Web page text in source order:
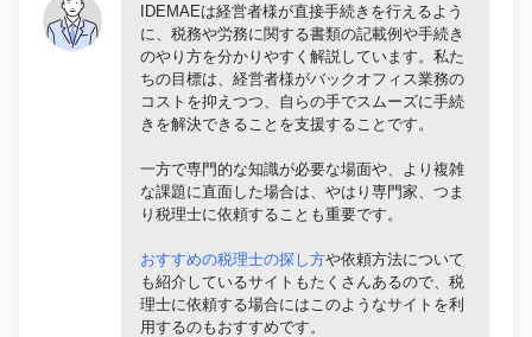
IDEMAEは経営者様が直接手続きを行えるよう
に、税務や労務に関する書類の記載例や手続き
のやり方を分かりやすく解説しています。私た
ちの目標は、経営者様がバックオフィス業務の
コストを抑えつつ、自らの手でスムーズに手続
きを解決できることを支援することです。
一方で専門的な知識が必要な場面や、より複雑
な課題に直面した場合は、やはり専門家、つま
り税理士に依頼することも重要です。
おすすめの税理士の探し方や依頼方法について
も紹介しているサイトもたくさんあるので、税
理士に依頼する場合にはこのようなサイトを利
用するのもおすすめです。